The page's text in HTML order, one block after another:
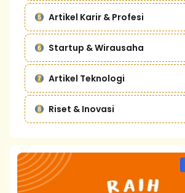
Artikel Karir & Profesi
Startup & Wirausaha
Artikel Teknologi
Riset & Inovasi